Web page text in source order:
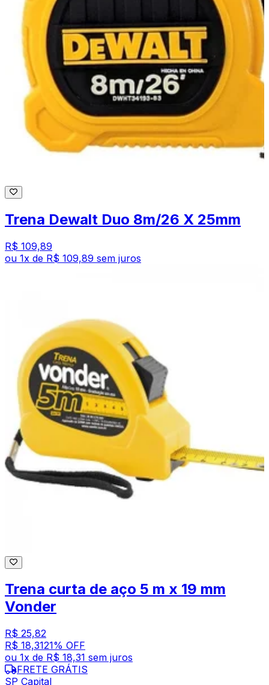
Trena Dewalt Duo 8m/26 X 25mm
R$ 109,89
ou 1x de R$ 109,89 sem juros
Trena curta de aço 5 m x 19 mm
Vonder
R$ 25,82
R$ 18,3121% OFF
ou 1x de R$ 18,31 sem juros
FRETE GRÁTIS
SP Capital